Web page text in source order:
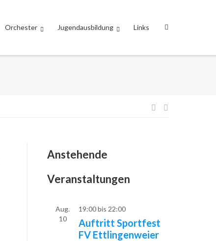
Orchester Jugendausbildung Links
Anstehende
Veranstaltungen
Aug.
10
19:00bis 22:00
Auftritt Sportfest
FV Ettlingenweier